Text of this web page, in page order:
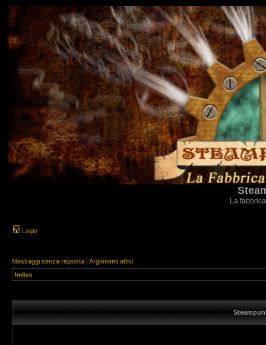
La
Login
Messaggi senza risposta | Argomenti attivi
Indice